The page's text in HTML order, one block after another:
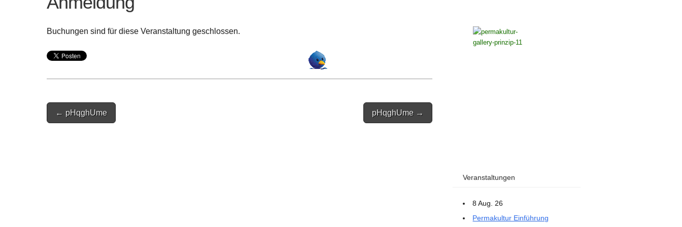
Buchungen sind für diese Veranstaltung geschlossen.
Post
navigation
← pHqghUme pHqghUme →
Veranstaltungen
8 Aug. 26
Permakultur Einführung